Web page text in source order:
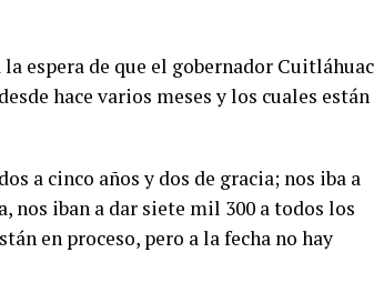
espera de que el gobernador Cuitláhuac
hace varios meses y los cuales están
a cinco años y dos de gracia; nos iba a
nos iban a dar siete mil 300 a todos los
en proceso, pero a la fecha no hay